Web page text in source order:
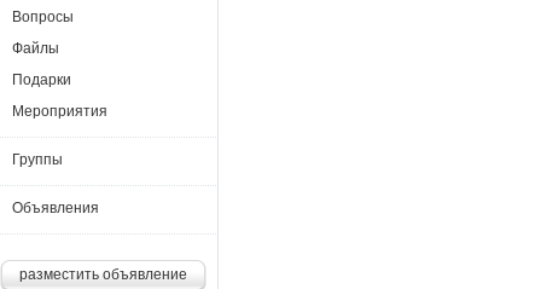
Вопросы
Файлы
Подарки
Мероприятия
Группы
Объявления
разместить объявление